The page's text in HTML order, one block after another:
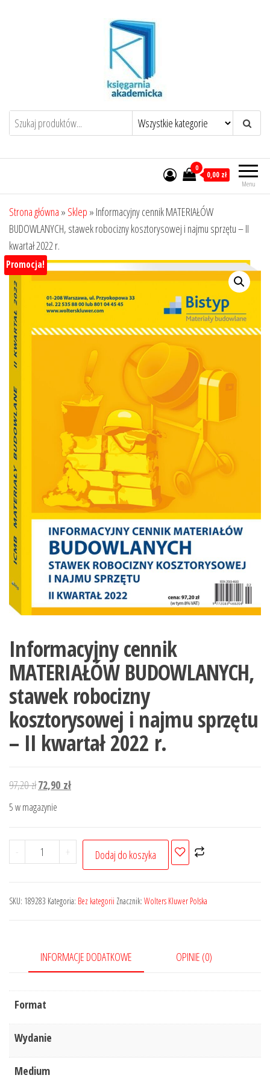
Menu
0
0,00 zł
Strona główna » Sklep » Informacyjny cennik MATERIAŁÓW
BUDOWLANYCH, stawek robocizny kosztorysowej i najmu sprzętu – II
kwartał 2022 r.
Promocja!
Informacyjny cennik
MATERIAŁÓW BUDOWLANYCH,
stawek robocizny
kosztorysowej i najmu sprzętu
– II kwartał 2022 r.
97,20złPierwotna
cena
wynosiła:
72,90 złAktualna
5 w magazynie
-
ilość
Informacyjny
MATERIAŁÓW
kosztorysowej
najmu
-
kwartał
+ Dodaj do koszyka
SKU: 189283 Kategoria: Bez kategorii Znacznik: Wolters Kluwer Polska
INFORMACJE DODATKOWE OPINIE (0)
Format
Wydanie
Medium